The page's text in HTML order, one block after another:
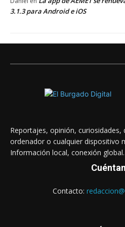
3.1.3 para Android e iOS
Reportajes, opinión, curiosidades,
ordenador o cualquier dispositivo
Información local, conexión global.
Contacto: